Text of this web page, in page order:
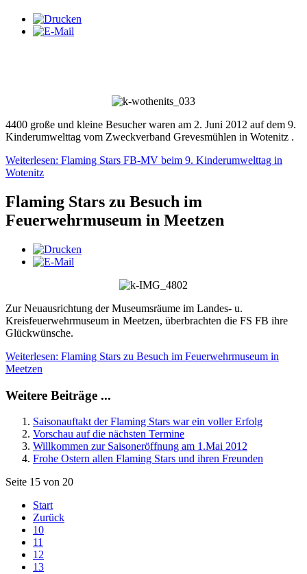
4400 große und kleine Besucher waren am 2. Juni 2012 auf dem 9.
Kinderumwelttag vom Zweckverband Grevesmühlen in Wotenitz .
Weiterlesen: Flaming Stars FB-MV beim 9. Kinderumwelttag in
Wotenitz
Flaming Stars zu Besuch im
Feuerwehrmuseum in Meetzen
Zur Neuausrichtung der Museumsräume im Landes- u.
Kreisfeuerwehrmuseum in Meetzen, überbrachten die FS FB ihre
Glückwünsche.
Weiterlesen: Flaming Stars zu Besuch im Feuerwehrmuseum in
Meetzen
Weitere Beiträge ...
Saisonauftakt der Flaming Stars war ein voller Erfolg
Vorschau auf die nächsten Termine
Willkommen zur Saisoneröffnung am 1.Mai 2012
Frohe Ostern allen Flaming Stars und ihren Freunden
Seite 15 von 20
Start
Zurück
10
11
12
13